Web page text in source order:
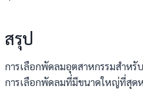
สรุป
การเลือกพัดลมอุตสาหกรรมสำห
การเลือกพัดลมที่มีขนาดใหญ่ที่สุด